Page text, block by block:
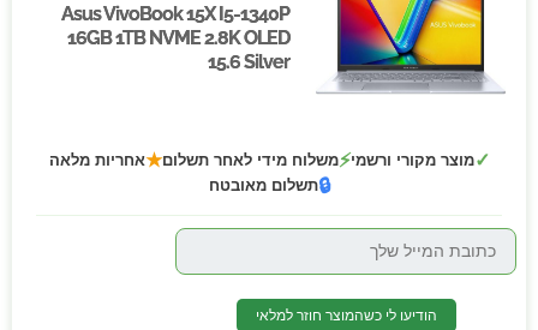
Asus VivoBook 15X I5-1340P
16GB 1TB NVME 2.8K OLED
15.6 Silver
Asus VivoBook 15X I5-1340P
16GB 1TB NVME 2.8K OLED
15.6 Silver
✓מוצר מקורי ורשמי⚡משלוח מידי לאחר תשלום★אחריות מלאה
🔒תשלום מאובטח
הודיעו לי כשהמוצר חוזר למלאי